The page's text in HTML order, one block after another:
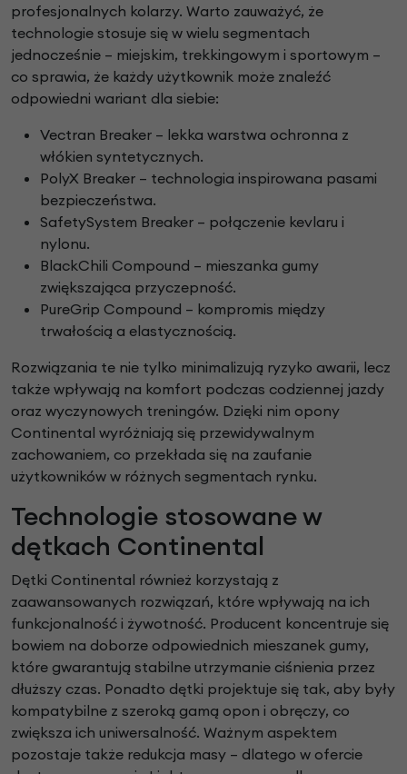
profesjonalnych kolarzy. Warto zauważyć, że
technologie stosuje się w wielu segmentach
jednocześnie – miejskim, trekkingowym i sportowym –
co sprawia, że każdy użytkownik może znaleźć
odpowiedni wariant dla siebie:
Vectran Breaker – lekka warstwa ochronna z
włókien syntetycznych.
PolyX Breaker – technologia inspirowana pasami
bezpieczeństwa.
SafetySystem Breaker – połączenie kevlaru i
nylonu.
BlackChili Compound – mieszanka gumy
zwiększająca przyczepność.
PureGrip Compound – kompromis między
trwałością a elastycznością.
Rozwiązania te nie tylko minimalizują ryzyko awarii, lecz
także wpływają na komfort podczas codziennej jazdy
oraz wyczynowych treningów. Dzięki nim opony
Continental wyróżniają się przewidywalnym
zachowaniem, co przekłada się na zaufanie
użytkowników w różnych segmentach rynku.
Technologie stosowane w
dętkach Continental
Dętki Continental również korzystają z
zaawansowanych rozwiązań, które wpływają na ich
funkcjonalność i żywotność. Producent koncentruje się
bowiem na doborze odpowiednich mieszanek gumy,
które gwarantują stabilne utrzymanie ciśnienia przez
dłuższy czas. Ponadto dętki projektuje się tak, aby były
kompatybilne z szeroką gamą opon i obręczy, co
zwiększa ich uniwersalność. Ważnym aspektem
pozostaje także redukcja masy – dlatego w ofercie